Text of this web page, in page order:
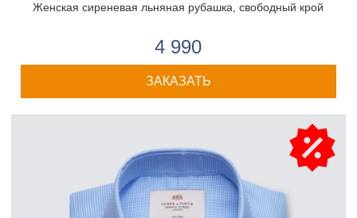
Женская сиреневая льняная рубашка, свободный крой
4 990
ЗАКАЗАТЬ